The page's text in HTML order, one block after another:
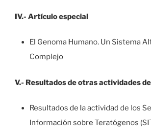
IV.- Artículo especial
El Genoma Humano. Un Sistema
Complejo
V.- Resultados de otras actividades
Resultados de la actividad de los
Información sobre Teratógenos